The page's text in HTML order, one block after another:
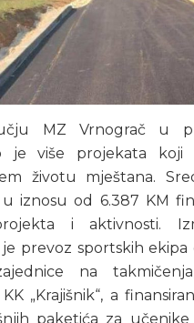
MZ Vrnograč u
je više projekata
životu mještana.
iznosu od 6.387 KM
i aktivnosti.
prevoz sportskih ekipa
na
„Krajišnik“, a
paketića za učenike